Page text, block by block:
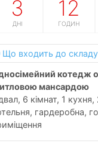
3
ДНІ
12
ГОДИН
Що входить до
мансардою
6 кімнат, 1
гардеробна,